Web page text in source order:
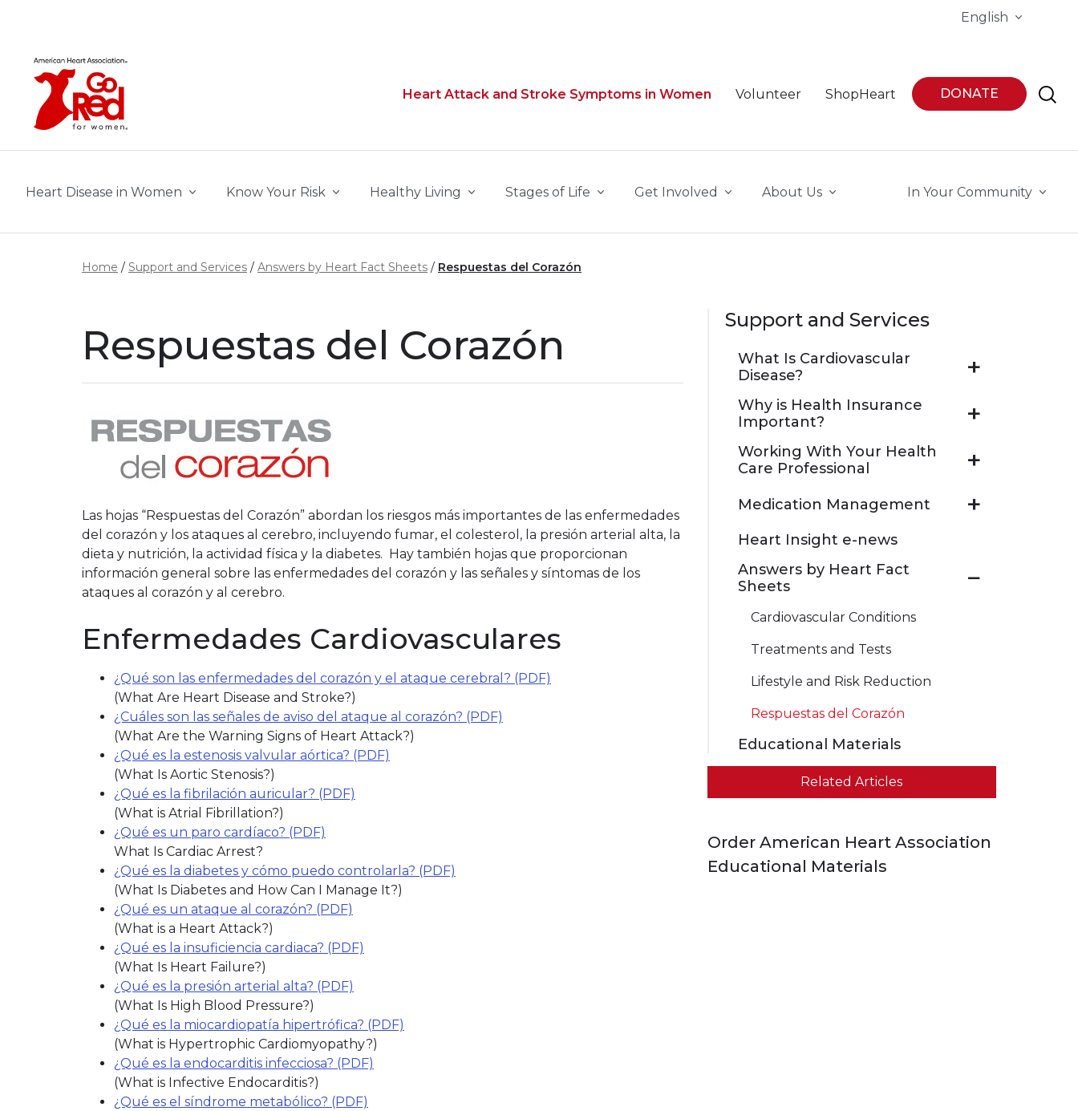
English
Heart Attack and Stroke Symptoms in Women Volunteer ShopHeart DONATE
Heart Disease in Women Know Your Risk Healthy Living Stages of Life Get Involved About Us In Your Community
Home Support and Services Answers by Heart Fact Sheets Respuestas del Corazón
Respuestas del Corazón
Las hojas “Respuestas del Corazón” abordan los riesgos más importantes de las enfermedades
del corazón y los ataques al cerebro, incluyendo fumar, el colesterol, la presión arterial alta, la
dieta y nutrición, la actividad física y la diabetes. Hay también hojas que proporcionan
información general sobre las enfermedades del corazón y las señales y síntomas de los
ataques al corazón y al cerebro.
Enfermedades Cardiovasculares
¿Qué son las enfermedades del corazón y el ataque cerebral? (PDF)
(What Are Heart Disease and Stroke?)
¿Cuáles son las señales de aviso del ataque al corazón? (PDF)
(What Are the Warning Signs of Heart Attack?)
¿Qué es la estenosis valvular aórtica? (PDF)
(What Is Aortic Stenosis?)
¿Qué es la fibrilación auricular? (PDF)
(What is Atrial Fibrillation?)
¿Qué es un paro cardíaco? (PDF)
What Is Cardiac Arrest?
¿Qué es la diabetes y cómo puedo controlarla? (PDF)
(What Is Diabetes and How Can I Manage It?)
¿Qué es un ataque al corazón? (PDF)
(What is a Heart Attack?)
¿Qué es la insuficiencia cardiaca? (PDF)
(What Is Heart Failure?)
¿Qué es la presión arterial alta? (PDF)
(What Is High Blood Pressure?)
¿Qué es la miocardiopatía hipertrófica? (PDF)
(What is Hypertrophic Cardiomyopathy?)
¿Qué es la endocarditis infecciosa? (PDF)
(What is Infective Endocarditis?)
¿Qué es el síndrome metabólico? (PDF)
Support and Services
What Is Cardiovascular
Disease?
Why is Health Insurance
Important?
Working With Your Health
Care Professional
Medication Management
Heart Insight e-news
Answers by Heart Fact
Sheets
Cardiovascular Conditions
Treatments and Tests
Lifestyle and Risk Reduction
Respuestas del Corazón
Educational Materials
Related Articles
Order American Heart Association
Educational Materials